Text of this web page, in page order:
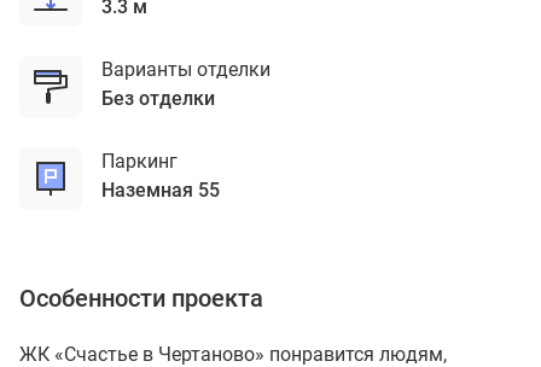
3.3 м
Варианты отделки
без отделки
Паркинг
наземная 55
Особенности проекта
ЖК «Счастье в Чертаново» понравится людям,